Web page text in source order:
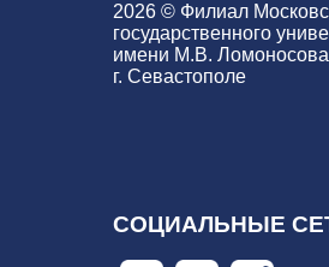
2026 © Филиал
государственного
имени М.В.
г. Севастополе
СОЦИАЛЬНЫЕ